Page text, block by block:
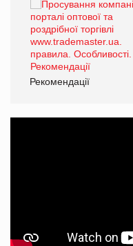
Рекомендації